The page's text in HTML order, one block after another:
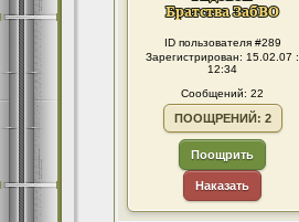
ID пользователя #289
Зарегистрирован: 15.02.07 :
12:34
Сообщений: 22
ПООЩРЕНИЙ: 2
Поощрить
Наказать